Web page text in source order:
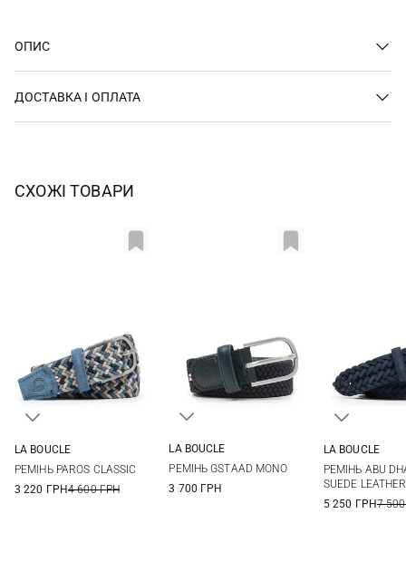
ОПИС
ДОСТАВКА І ОПЛАТА
СХОЖІ ТОВАРИ
LA BOUCLE
РЕМIНЬ PAROS CLASSIC
3 220 ГРН4 600 ГРН
LA BOUCLE
РЕМIНЬ GSTAAD MONO
3 700 ГРН
LA BOUCLE
РЕМIНЬ ABU
SUEDE LEATHER
5 250 ГРН7